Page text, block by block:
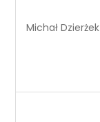
Michał Dzierżek